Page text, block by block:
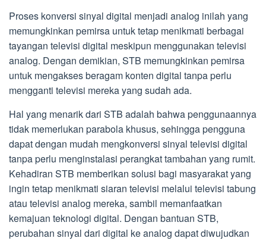
Proses konversi sinyal digital menjadi analog inilah yang
memungkinkan pemirsa untuk tetap menikmati berbagai
tayangan televisi digital meskipun menggunakan televisi
analog. Dengan demikian, STB memungkinkan pemirsa
untuk mengakses beragam konten digital tanpa perlu
mengganti televisi mereka yang sudah ada.
Hal yang menarik dari STB adalah bahwa penggunaannya
tidak memerlukan parabola khusus, sehingga pengguna
dapat dengan mudah mengkonversi sinyal televisi digital
tanpa perlu menginstalasi perangkat tambahan yang rumit.
Kehadiran STB memberikan solusi bagi masyarakat yang
ingin tetap menikmati siaran televisi melalui televisi tabung
atau televisi analog mereka, sambil memanfaatkan
kemajuan teknologi digital. Dengan bantuan STB,
perubahan sinyal dari digital ke analog dapat diwujudkan